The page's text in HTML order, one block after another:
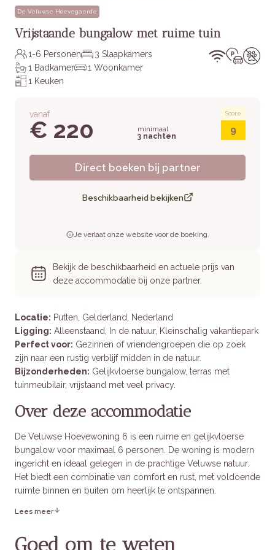
De Veluwse Hoevegaerde
Vrijstaande bungalow met ruime tuin
1-6 Personen
3 Slaapkamers
1 Badkamer
1 Woonkamer
1 Keuken
Locatie: Putten, Gelderland, Nederland
Ligging: Alleenstaand, In de natuur, Kleinschalig vakantiepark
Perfect voor: Gezinnen of vriendengroepen die op zoek
zijn naar een rustig verblijf midden in de natuur.
Bijzonderheden: Gelijkvloerse bungalow, terras met
tuinmeubilair, vrijstaand met veel privacy.
Over deze accommodatie
De Veluwse Hoevewoning 6 is een ruime en gelijkvloerse
bungalow voor maximaal 6 personen. De woning is modern
ingericht en ideaal gelegen in de prachtige Veluwse natuur.
Het biedt een combinatie van comfort en rust, met voldoende
ruimte binnen en buiten om heerlijk te ontspannen.
Binnen in het verblijf
Lees meer
Goed om te weten
vanaf
€ 220
minimaal
3 nachten
Score
9
Direct boeken bij partner
Beschikbaarheid bekijken
Je verlaat onze website voor de boeking.
Bekijk de beschikbaarheid en actuele prijs van
deze accommodatie bij onze partner.